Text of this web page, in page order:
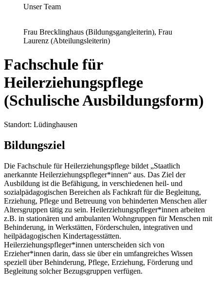
Unser Team
Frau Brecklinghaus (Bildungsgangleiterin), Frau
Laurenz (Abteilungsleiterin)
Fachschule für
Heilerziehungspflege
(Schulische Ausbildungsform)
Standort: Lüdinghausen
Bildungsziel
Die Fachschule für Heilerziehungspflege bildet „Staatlich
anerkannte Heilerziehungspfleger*innen“ aus. Das Ziel der
Ausbildung ist die Befähigung, in verschiedenen heil- und
sozialpädagogischen Bereichen als Fachkraft für die Begleitung,
Erziehung, Pflege und Betreuung von behinderten Menschen aller
Altersgruppen tätig zu sein. Heilerziehungspfleger*innen arbeiten
z.B. in stationären und ambulanten Wohngruppen für Menschen mit
Behinderung, in Werkstätten, Förderschulen, integrativen und
heilpädagogischen Kindertagesstätten.
Heilerziehungspfleger*innen unterscheiden sich von
Erzieher*innen darin, dass sie über ein umfangreiches Wissen
speziell über Behinderung, Pflege, Erziehung, Förderung und
Begleitung solcher Bezugsgruppen verfügen.